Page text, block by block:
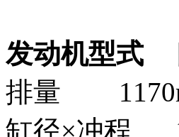
发动机型式
排量
缸径×冲程